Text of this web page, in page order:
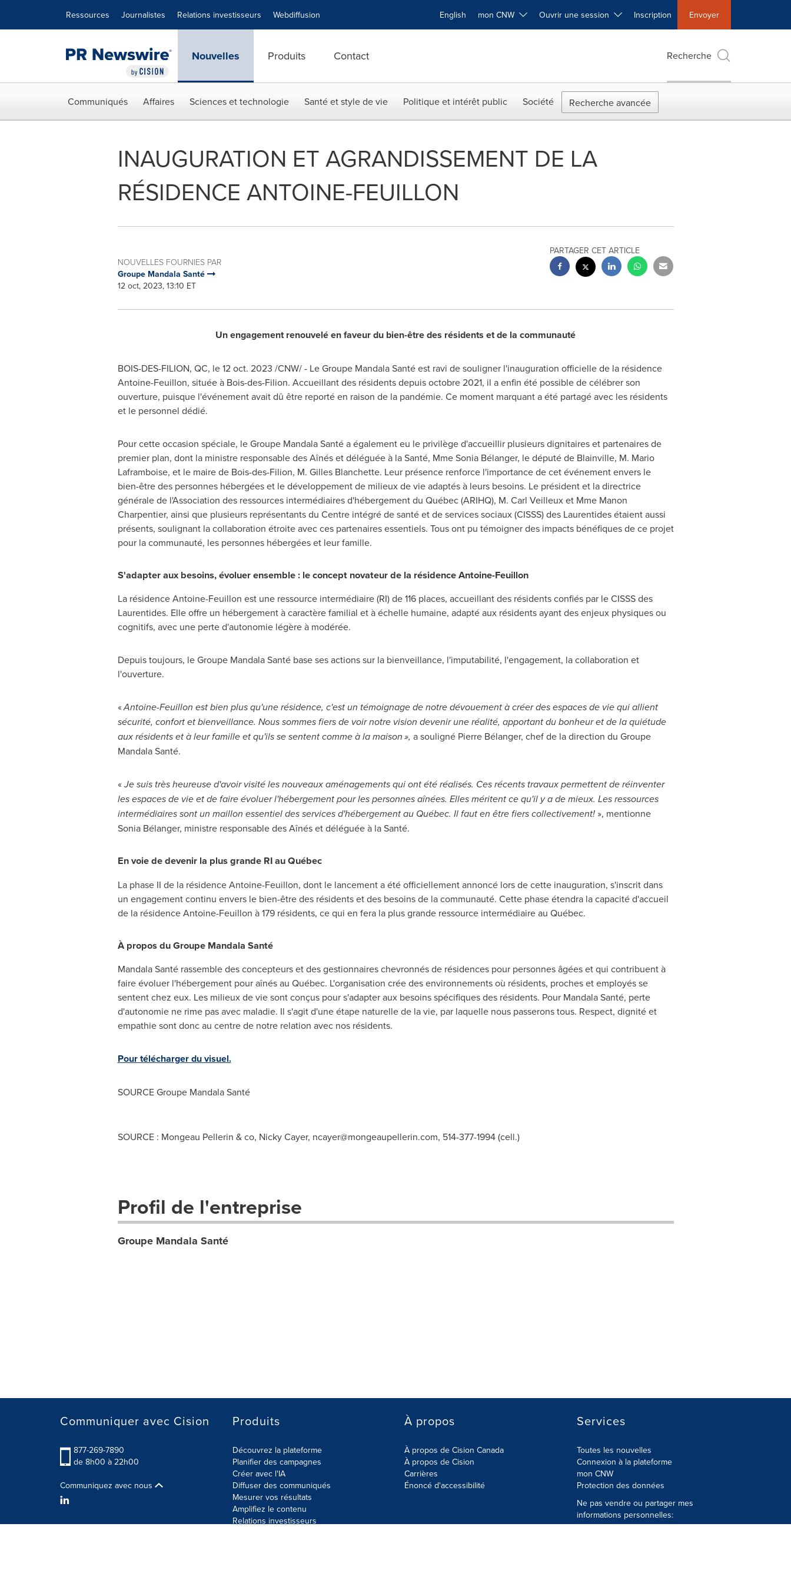
Ressources Journalistes Relations investisseurs Webdiffusion English mon CNW Ouvrir une session Inscription Envoyer
Nouvelles Produits Contact Recherche
Communiqués Affaires Sciences et technologie Santé et style de vie Politique et intérêt public Société Recherche avancée
INAUGURATION ET AGRANDISSEMENT DE LA
RÉSIDENCE ANTOINE-FEUILLON
NOUVELLES FOURNIES PAR
Groupe Mandala Santé
12 oct, 2023, 13:10 ET
PARTAGER CET ARTICLE
Un engagement renouvelé en faveur du bien-être des résidents et de la communauté
BOIS-DES-FILION, QC, le12 oct. 2023 /CNW/ - Le Groupe Mandala Santé est ravi de souligner l'inauguration officielle de la résidence
Antoine-Feuillon, située à Bois-des-Filion. Accueillant des résidents depuis octobre 2021, il a enfin été possible de célébrer son
ouverture, puisque l'événement avait dû être reporté en raison de la pandémie. Ce moment marquant a été partagé avec les résidents
et le personnel dédié.
Pour cette occasion spéciale, le Groupe Mandala Santé a également eu le privilège d'accueillir plusieurs dignitaires et partenaires de
premier plan, dont la ministre responsable des Aînés et déléguée à la Santé, Mme Sonia Bélanger, le député de Blainville, M. Mario
Laframboise, et le maire de Bois-des-Filion, M. Gilles Blanchette. Leur présence renforce l'importance de cet événement envers le
bien-être des personnes hébergées et le développement de milieux de vie adaptés à leurs besoins. Le président et la directrice
générale de l'Association des ressources intermédiaires d'hébergement du Québec (ARIHQ), M. Carl Veilleux et Mme Manon
Charpentier, ainsi que plusieurs représentants du Centre intégré de santé et de services sociaux (CISSS) des Laurentides étaient aussi
présents, soulignant la collaboration étroite avec ces partenaires essentiels. Tous ont pu témoigner des impacts bénéfiques de ce projet
pour la communauté, les personnes hébergées et leur famille.
S'adapter aux besoins, évoluer ensemble : le concept novateur de la résidence Antoine-Feuillon
La résidence Antoine-Feuillon est une ressource intermédiaire (RI) de 116 places, accueillant des résidents confiés par le CISSS des
Laurentides. Elle offre un hébergement à caractère familial et à échelle humaine, adapté aux résidents ayant des enjeux physiques ou
cognitifs, avec une perte d'autonomie légère à modérée.
Depuis toujours, le Groupe Mandala Santé base ses actions sur la bienveillance, l'imputabilité, l'engagement, la collaboration et
l'ouverture.
«Antoine-Feuillon est bien plus qu'une résidence, c'est un témoignage de notre dévouement à créer des espaces de vie qui allient
sécurité, confort et bienveillance. Nous sommes fiers de voir notre vision devenir une réalité, apportant du bonheur et de la quiétude
aux résidents et à leur famille et qu'ils se sentent comme à la maison », a souligné Pierre Bélanger, chef de la direction du Groupe
Mandala Santé.
«Je suis très heureuse d'avoir visité les nouveaux aménagements qui ont été réalisés. Ces récents travaux permettent de réinventer
les espaces de vie et de faire évoluer l'hébergement pour les personnes aînées. Elles méritent ce qu'il y a de mieux. Les ressources
intermédiaires sont un maillon essentiel des services d'hébergement au Québec. Il faut en être fiers collectivement!», mentionne
Sonia Bélanger, ministre responsable des Aînés et déléguée à la Santé.
En voie de devenir la plus grande RI au Québec
La phase II de la résidence Antoine-Feuillon, dont le lancement a été officiellement annoncé lors de cette inauguration, s'inscrit dans
un engagement continu envers le bien-être des résidents et des besoins de la communauté. Cette phase étendra la capacité d'accueil
de la résidence Antoine-Feuillon à 179 résidents, ce qui en fera la plus grande ressource intermédiaire au Québec.
À propos du Groupe Mandala Santé
Mandala Santé rassemble des concepteurs et des gestionnaires chevronnés de résidences pour personnes âgées et qui contribuent à
faire évoluer l'hébergement pour aînés au Québec. L'organisation crée des environnements où résidents, proches et employés se
sentent chez eux. Les milieux de vie sont conçus pour s'adapter aux besoins spécifiques des résidents. Pour Mandala Santé, perte
d'autonomie ne rime pas avec maladie. Il s'agit d'une étape naturelle de la vie, par laquelle nous passerons tous. Respect, dignité et
empathie sont donc au centre de notre relation avec nos résidents.
Pour télécharger du visuel.
SOURCE Groupe Mandala Santé
SOURCE : Mongeau Pellerin & co, Nicky Cayer, ncayer@mongeaupellerin.com, 514-377-1994 (cell.)
Profil de l'entreprise
Groupe Mandala Santé
Communiquer avec Cision
877-269-7890
de 8h00 à 22h00
Communiquez avec nous
Produits
Découvrez la plateforme
Planifier des campagnes
Créer avec l'IA
Diffuser des communiqués
Mesurer vos résultats
Amplifiez le contenu
Relations investisseurs
À propos
À propos de Cision Canada
À propos de Cision
Carrières
Énoncé d'accessibilité
Services
Toutes les nouvelles
Connexion à la plateforme
mon CNW
Protection des données
Ne pas vendre ou partager mes
informations personnelles: